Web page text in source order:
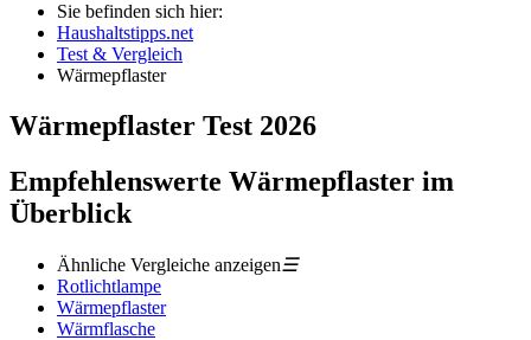
Sie befinden sich hier:
Haushaltstipps.net
Test & Vergleich
Wärmepflaster
Wärmepflaster Test 2026
Empfehlenswerte Wärmepflaster im
Überblick
Ähnliche Vergleiche anzeigen☰
Rotlichtlampe
Wärmepflaster
Wärmflasche